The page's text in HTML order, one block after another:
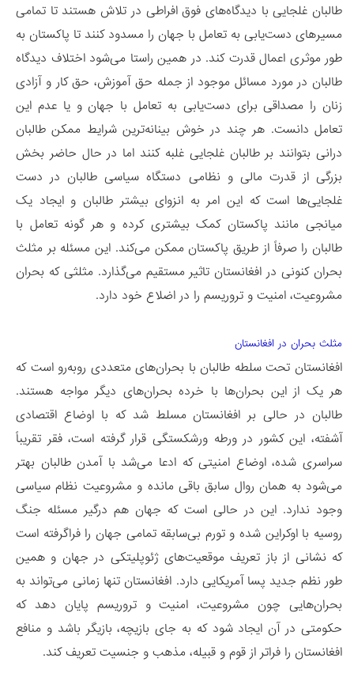
طالبان غلجایی با دید‌گاه‌های فوق افراطی در تلاش هستند تا تمامی
مسیر‌های دست‌یابی به تعامل با جهان را مسدود کنند تا پاکستان به
طور موثری اعمال قدرت کند. در همین راستا می‌شود اختلاف دیدگاه
طالبان در مورد مسائل موجود از جمله حق آموزش، حق کار و آزادی
زنان را مصداقی برای دست‌یابی به تعامل با جهان و یا عدم این
تعامل دانست. هر چند در خوش بینانه‌ترین شرایط ممکن طالبان
درانی بتوانند بر طالبان غلجایی غلبه کنند اما در حال حاضر بخش‌
بزرگی از قدرت مالی و نظامی دستگاه سیاسی طالبان در دست
غلجایی‌ها است که این امر به انزوای بیشتر طالبان و ایجاد یک
میانجی مانند پاکستان کمک بیشتری کرده و هر گونه تعامل با
طالبان را صرفاً از طریق پاکستان ممکن می‌کند. این مسئله بر مثلث
بحران کنونی در افغانستان تاثیر مستقیم می‌گذارد. مثلثی که بحران
مشروعیت، امنیت و تروریسم را در اضلاع خود دارد.
مثلث بحران در افغانستان
افغانستان تحت سلطه طالبان با بحران‌های متعددی روبه‌رو است که
هر یک از این بحران‌ها با خرده‌ بحران‌های دیگر مواجه هستند.
طالبان در حالی بر افغانستان مسلط شد که با اوضاع اقتصادی
آشفته، این کشور در ورطه‌ ورشکستگی قرار گرفته است، فقر تقریباً
سراسری شده، اوضاع امنیتی که ادعا می‌شد با آمدن طالبان بهتر
می‌شود به همان روال سابق باقی مانده و مشروعیت نظام سیاسی
وجود ندارد. این در حالی است که جهان هم درگیر مسئله جنگ
روسیه با اوکراین شده و تورم بی‌سابقه‌ تمامی جهان را فرا‌گرفته است
که نشانی از باز تعریف موقعیت‌های ژئوپلیتکی در جهان و همین
طور نظم جدید پسا آمریکایی دارد. افغانستان تنها زمانی می‌تواند به
بحران‌هایی چون مشروعیت، امنیت و تروریسم پایان دهد که
حکومتی در آن ایجاد شود که به جای بازیچه، بازیگر باشد و منافع
افغانستان را فراتر از قوم و قبیله، مذهب و جنسیت تعریف کند.